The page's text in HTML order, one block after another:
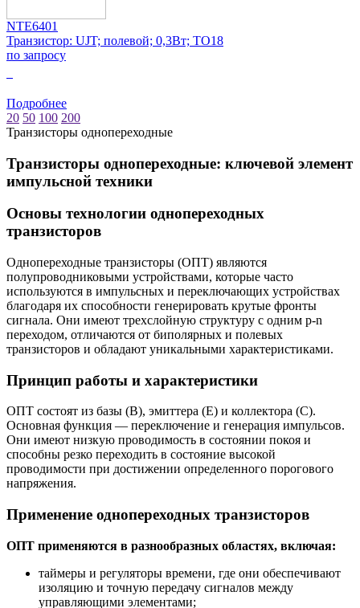
NTE6401
Транзистор: UJT; полевой; 0,3Вт; TO18
по запросу
Подробнее
20 50 100 200
Транзисторы однопереходные
Транзисторы однопереходные: ключевой элемент
импульсной техники
Основы технологии однопереходных
транзисторов
Однопереходные транзисторы (ОПТ) являются
полупроводниковыми устройствами, которые часто
используются в импульсных и переключающих устройствах
благодаря их способности генерировать крутые фронты
сигнала. Они имеют трехслойную структуру с одним p-n
переходом, отличаются от биполярных и полевых
транзисторов и обладают уникальными характеристиками.
Принцип работы и характеристики
ОПТ состоят из базы (B), эмиттера (E) и коллектора (C).
Основная функция — переключение и генерация импульсов.
Они имеют низкую проводимость в состоянии покоя и
способны резко переходить в состояние высокой
проводимости при достижении определенного порогового
напряжения.
Применение однопереходных транзисторов
ОПТ применяются в разнообразных областях, включая:
таймеры и регуляторы времени, где они обеспечивают
изоляцию и точную передачу сигналов между
управляющими элементами;